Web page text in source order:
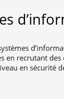
en recrutant
en sécurité